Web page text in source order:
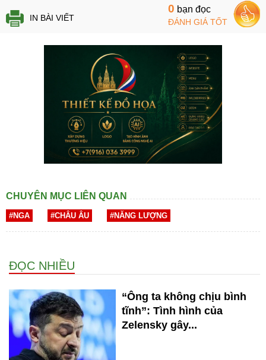
IN BÀI VIẾT
0 bạn đọc
ĐÁNH GIÁ TỐT
CHUYÊN MỤC LIÊN QUAN
#NGA #CHÂU ÂU #NĂNG LƯỢNG
ĐỌC NHIỀU
“Ông ta không chịu bình
tĩnh”: Tình hình của
Zelensky gây...